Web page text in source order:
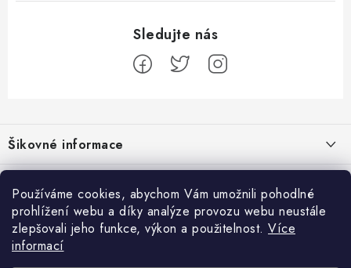
Používáme cookies, abychom Vám umožnili pohodlné
prohlížení webu a díky analýze provozu webu neustále
zlepšovali jeho funkce, výkon a použitelnost. Více
informací
á
p
a
Šikovné informace
Ceník dopravy
Moje objednávka
Jak vyměnit nebo vrátit zboží
Jak reklamovat
Běžecké zajímavosti
Proč jít běhat právě o víkendu?
Bolest holeně nemusí znamenat zánět okostice
Přijímáme online platby
Facebook